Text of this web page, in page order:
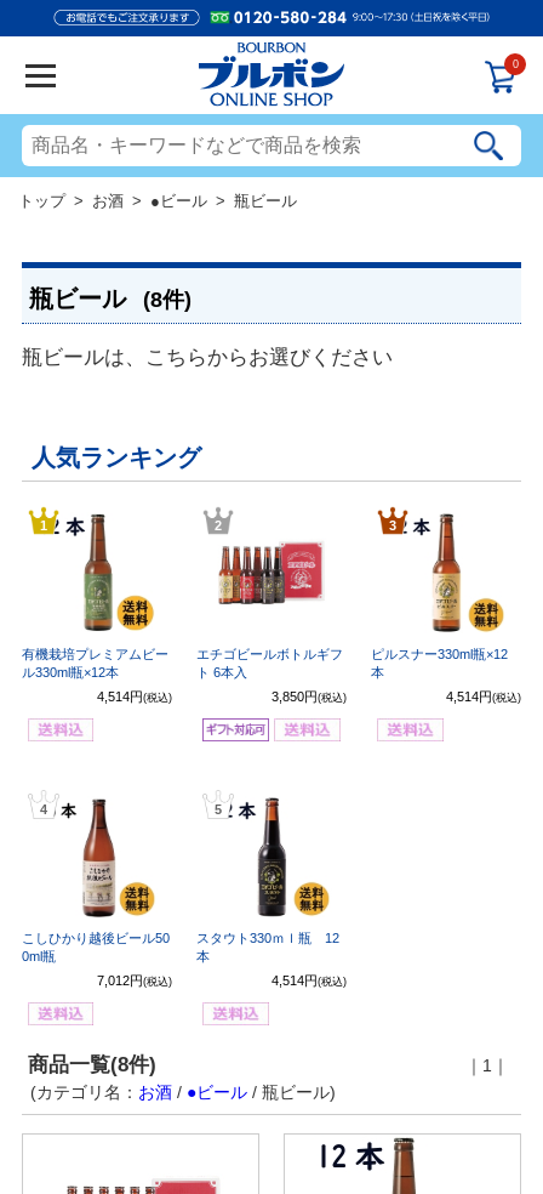
0
トップ> お酒 > ●ビール > 瓶ビール
瓶ビール (8件)
瓶ビールは、こちらからお選びください
人気ランキング
1
有機栽培プレミアムビー
ル330ml瓶×12本
4,514円 (税込)
2
エチゴビールボトルギフ
ト 6本入
3,850円 (税込)
3
ピルスナー330ml瓶×12
本
4,514円(税込)
4
こしひかり越後ビール50
0ml瓶
7,012円 (税込)
5
スタウト330ｍｌ瓶 12
本
4,514円 (税込)
商品一覧(8件)
｜1｜
(カテゴリ名： お酒/ ●ビール/ 瓶ビール)